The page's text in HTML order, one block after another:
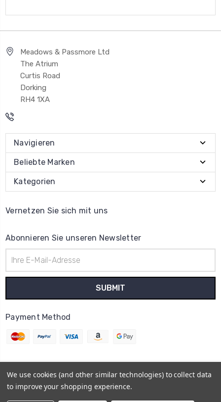
Meadows & Passmore Ltd
The Atrium
Curtis Road
Dorking
RH4 1XA
Navigieren
Beliebte Marken
Kategorien
Vernetzen Sie sich mit uns
Abonnieren Sie unseren Newsletter
Mail-
Adresse
Payment Method
© 2026 Uhrenteile Lager
Powered byBigCommerce
We use cookies (and other similar technologies) to collect data
to improve your shopping experience.